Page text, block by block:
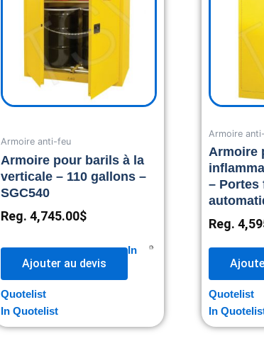
Armoire anti-feu
Armoire pour barils à la
verticale – 110 gallons –
SGC540
Reg. 4,745.00$
Ajouter au devis
In
Quotelist
In Quotelist
Armoire
Armoire
– Portes
Reg.
Quotelist
In